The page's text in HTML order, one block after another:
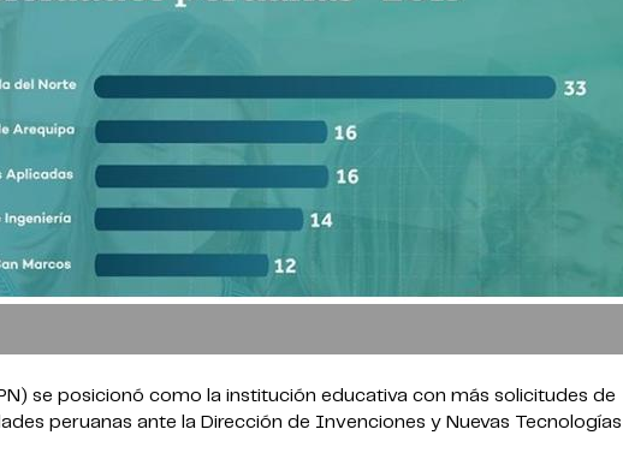
se posicionó como la institución educativa con más solicitudes de
peruanas ante la Dirección de Invenciones y Nuevas